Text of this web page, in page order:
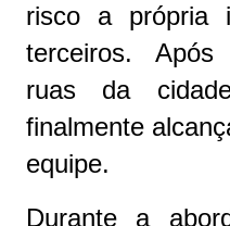
risco a própria
terceiros. Após
ruas da
finalmente
equipe.
Durante a